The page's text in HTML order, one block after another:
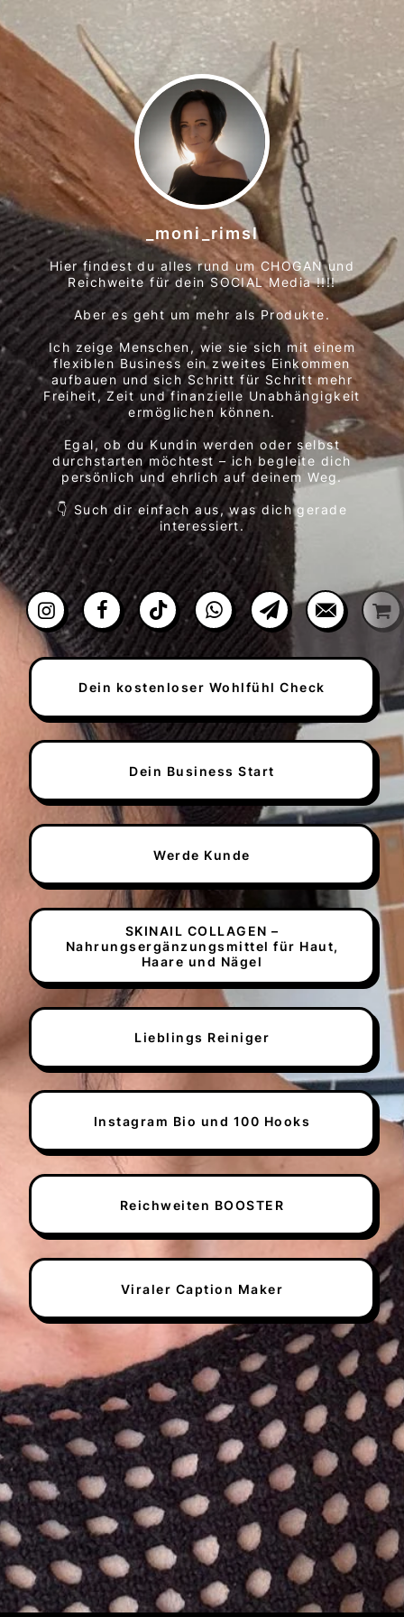
_moni_rimsl
Hier findest du alles rund um CHOGAN und
Reichweite für dein SOCIAL Media !!!!
Aber es geht um mehr als Produkte.
Ich zeige Menschen, wie sie sich mit einem
flexiblen Business ein zweites Einkommen
aufbauen und sich Schritt für Schritt mehr
Freiheit, Zeit und finanzielle Unabhängigkeit
ermöglichen können.
Egal, ob du Kundin werden oder selbst
durchstarten möchtest – ich begleite dich
persönlich und ehrlich auf deinem Weg.
👇 Such dir einfach aus, was dich gerade
interessiert.
Dein kostenloser Wohlfühl Check
Dein Business Start
Werde Kunde
SKINAIL COLLAGEN –
Nahrungsergänzungsmittel für Haut,
Haare und Nägel
Lieblings Reiniger
Instagram Bio und 100 Hooks
Reichweiten BOOSTER
Viraler Caption Maker